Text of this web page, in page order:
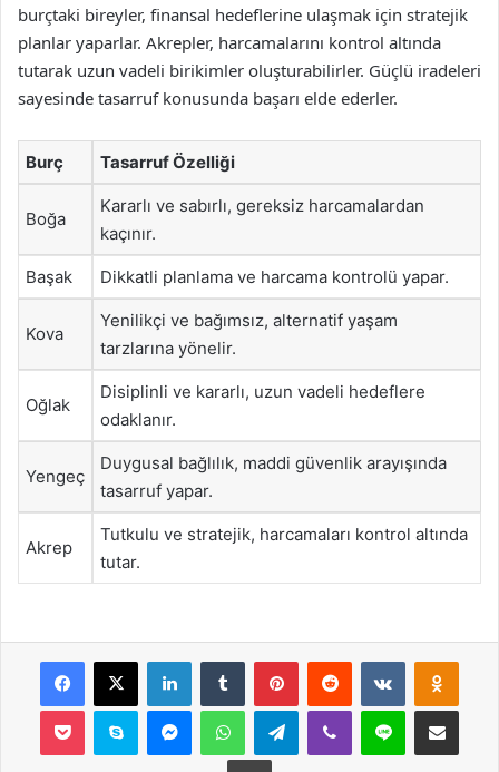
burçtaki bireyler, finansal hedeflerine ulaşmak için stratejik
planlar yaparlar. Akrepler, harcamalarını kontrol altında
tutarak uzun vadeli birikimler oluşturabilirler. Güçlü iradeleri
sayesinde tasarruf konusunda başarı elde ederler.
Burç Tasarruf Özelliği
Boğa
Kararlı ve sabırlı, gereksiz harcamalardan
kaçınır.
Başak Dikkatli planlama ve harcama kontrolü yapar.
Kova
Yenilikçi ve bağımsız, alternatif yaşam
tarzlarına yönelir.
Oğlak
Disiplinli ve kararlı, uzun vadeli hedeflere
odaklanır.
Yengeç
Duygusal bağlılık, maddi güvenlik arayışında
tasarruf yapar.
Akrep
Tutkulu ve stratejik, harcamaları kontrol altında
tutar.
Facebook
X LinkedInTumblr PinterestReddit VKontakte
Pocket Skype MessengerWhatsAppTelegramViber Line E-Posta ile
Yazdır